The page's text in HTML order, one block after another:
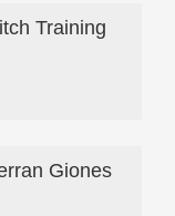
Training
Giones